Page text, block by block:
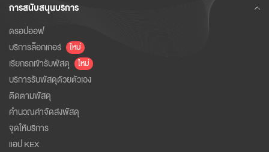
การสนับสนุนบริการ
ดรอปออฟ
บริการล็อกเกอร์
ใหม่
เรียกรถเข้ารับพัสดุ ใหม่
บริการรับพัสดุด้วยตัวเอง
ติดตามพัสดุ
คำนวณค่าจัดส่งพัสดุ
จุดให้บริการ
แอป KEX